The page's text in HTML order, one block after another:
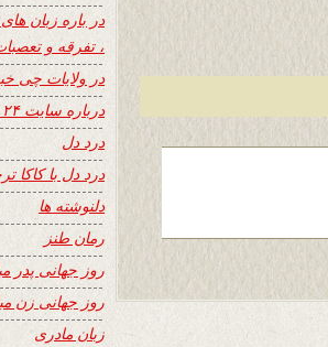
در باره زبان
، تفرقه و
در ولایات چی
درباره سایت ۲۴ ساعت
درد دل
درد دل با کاکا
دلنوشته ها
رمان طنز
روز جهانی پدر
روز جهانی زن
زبان مادری